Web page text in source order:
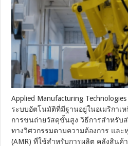
ถ่าย
ม้วน
วัสดุ
ยนต์
ใช้
งาน
ที่
มี
การ
Applied Manufacturing
ระบบอัตโนมัติที่มีฐานอยู่ในอเมริกาเ
การขนถ่ายวัสดุขั้นสูง วิธีการสำหรับ
ทางวิศวกรรมตามความต้องการ แล
(AMR) ที่ใช้สำหรับการผลิต คลังสินค้